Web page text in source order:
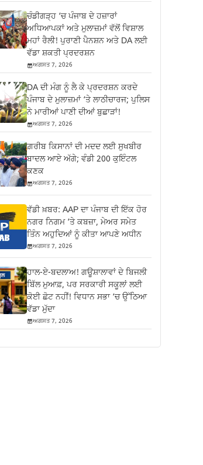
ਚੰਡੀਗੜ੍ਹ ‘ਚ ਪੰਜਾਬ ਦੇ ਹਜ਼ਾਰਾਂ
ਅਧਿਆਪਕਾਂ ਅਤੇ ਮੁਲਾਜ਼ਮਾਂ ਵੱਲੋਂ ਵਿਸ਼ਾਲ
ਮਹਾਂ ਰੈਲੀ! ਪੁਰਾਣੀ ਪੈਨਸ਼ਨ ਅਤੇ DA ਲਈ
ਵੱਡਾ ਸ਼ਕਤੀ ਪ੍ਰਦਰਸ਼ਨ
ਅਗਸਤ 7, 2026
DA ਦੀ ਮੰਗ ਨੂੰ ਲੈ ਕੇ ਪ੍ਰਦਰਸ਼ਨ ਕਰਦੇ
ਪੰਜਾਬ ਦੇ ਮੁਲਾਜ਼ਮਾਂ ‘ਤੇ ਲਾਠੀਚਾਰਜ; ਪੁਲਿਸ
ਨੇ ਮਾਰੀਆਂ ਪਾਣੀ ਦੀਆਂ ਬੁਛਾੜਾਂ!
ਅਗਸਤ 7, 2026
ਗ਼ਰੀਬ ਕਿਸਾਨਾਂ ਦੀ ਮਦਦ ਲਈ ਸੁਖਬੀਰ
ਬਾਦਲ ਆਏ ਅੱਗੇ; ਵੰਡੀ 200 ਕੁਇੰਟਲ
ਕਣਕ
ਅਗਸਤ 7, 2026
ਵੱਡੀ ਖ਼ਬਰ: AAP ਦਾ ਪੰਜਾਬ ਦੀ ਇੱਕ ਹੋਰ
ਨਗਰ ਨਿਗਮ ‘ਤੇ ਕਬਜ਼ਾ, ਮੇਅਰ ਸਮੇਤ
ਤਿੰਨ ਅਹੁਦਿਆਂ ਨੂੰ ਕੀਤਾ ਆਪਣੇ ਅਧੀਨ
ਅਗਸਤ 7, 2026
ਹਾਲ-ਏ-ਬਦਲਾਅ! ਗਊਸ਼ਾਲਾਵਾਂ ਦੇ ਬਿਜਲੀ
ਬਿੱਲ ਮੁਆਫ਼, ਪਰ ਸਰਕਾਰੀ ਸਕੂਲਾਂ ਲਈ
ਕੋਈ ਛੋਟ ਨਹੀਂ! ਵਿਧਾਨ ਸਭਾ ‘ਚ ਉੱਠਿਆ
ਵੱਡਾ ਮੁੱਦਾ
ਅਗਸਤ 7, 2026